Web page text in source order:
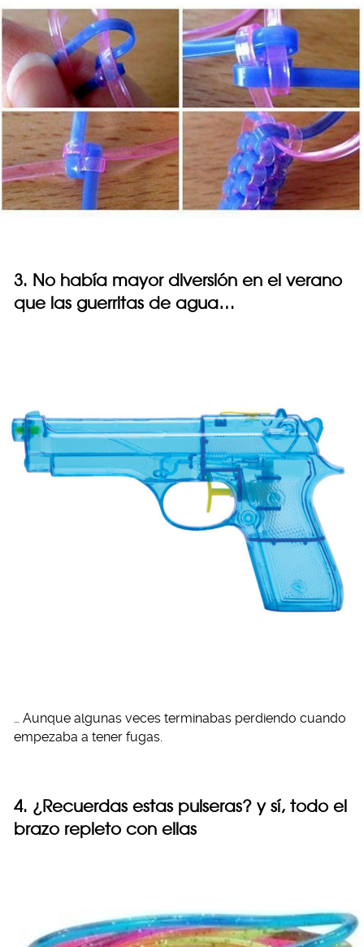
3. No había mayor diversión en el verano
que las guerritas de agua…
… Aunque algunas veces terminabas perdiendo cuando
empezaba a tener fugas.
4. ¿Recuerdas estas pulseras? y sí, todo el
brazo repleto con ellas